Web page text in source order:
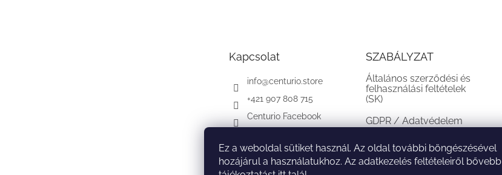
Ez a weboldal sütiket használ. Az oldal további böngészésével
hozájárul a használatukhoz. Az adatkezelés feltételeiről bővebb
Kapcsolat
info@centurio.store
+421 907 808 715
Centurio Facebook
SZABÁLYZAT
Általános szerződési és
felhasználási feltételek
(SK)
GDPR / Adatvédelem
(SK)
Reklamációs feltételek
(SK)